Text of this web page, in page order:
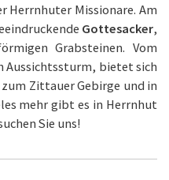
Herrnhuter Missionare. Am
Gottesacker,
Grabsteinen. Vom
Aussichtssturm, bietet sich
Zittauer Gebirge und in
mehr gibt es in Herrnhut
Sie uns!